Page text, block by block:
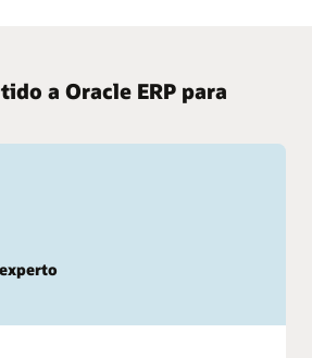
comparación con Workday
a Oracle ERP para